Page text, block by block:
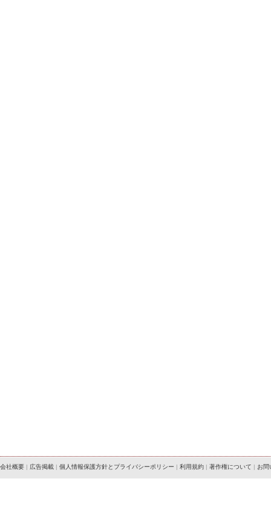
会社概要 | 広告掲載 | 個人情報保護方針とプライバシーポリシー | 利用規約 | 著作権について | お問